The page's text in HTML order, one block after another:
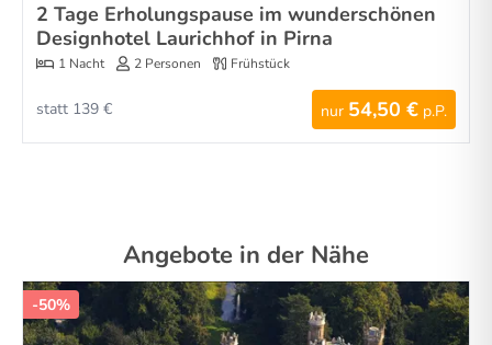
2 Tage Erholungspause im wunderschönen
Designhotel Laurichhof in Pirna
1 Nacht 2 Personen Frühstück
nur 54,50 € p.P.
statt 139 €
Angebote in der Nähe
-50%